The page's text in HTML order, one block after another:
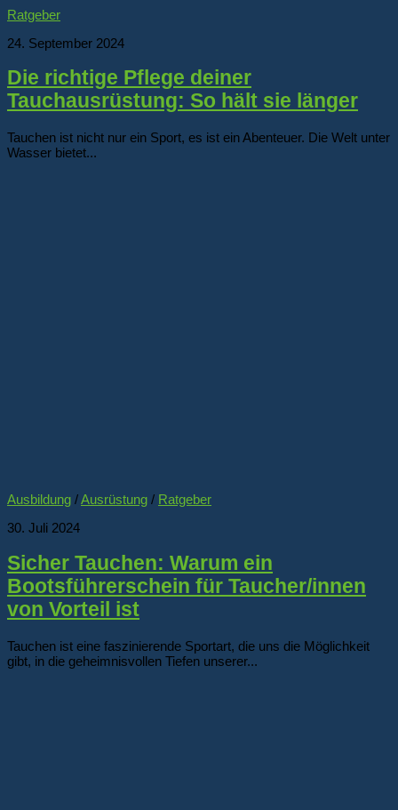
Ratgeber
24. September 2024
Die richtige Pflege deiner
Tauchausrüstung: So hält sie länger
Tauchen ist nicht nur ein Sport, es ist ein Abenteuer. Die Welt unter
Wasser bietet...
Ausbildung /Ausrüstung / Ratgeber
30. Juli 2024
Sicher Tauchen: Warum ein
Bootsführerschein für Taucher/innen
von Vorteil ist
Tauchen ist eine faszinierende Sportart, die uns die Möglichkeit
gibt, in die geheimnisvollen Tiefen unserer...